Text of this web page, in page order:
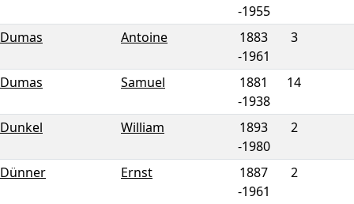
-1955
Dumas Antoine
1883
-1961
3
Dumas Samuel
1881
-1938
14
Dunkel William
1893
-1980
2
Dünner Ernst
1887
-1961
2